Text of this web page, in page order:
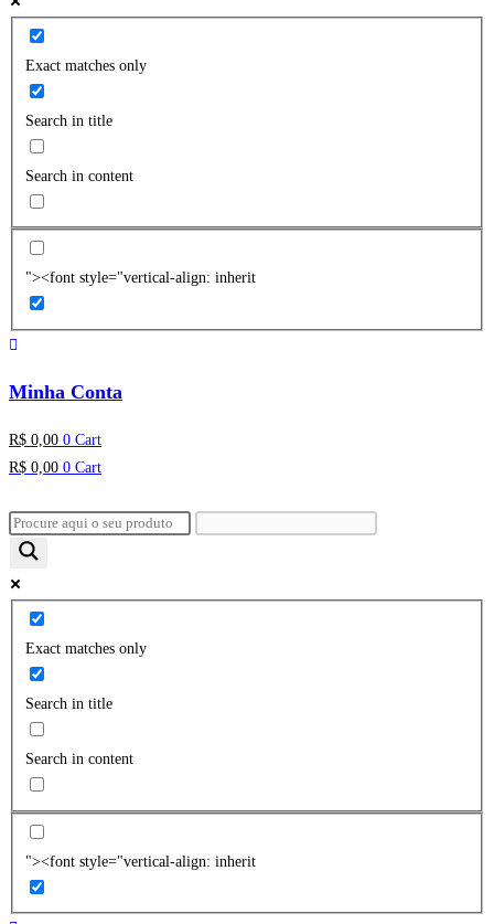
Exact matches only
Search in title
Search in content
"><font style="vertical-align: inherit
Minha Conta
R$ 0,00 0 Cart
R$ 0,00 0 Cart
Exact matches only
Search in title
Search in content
"><font style="vertical-align: inherit